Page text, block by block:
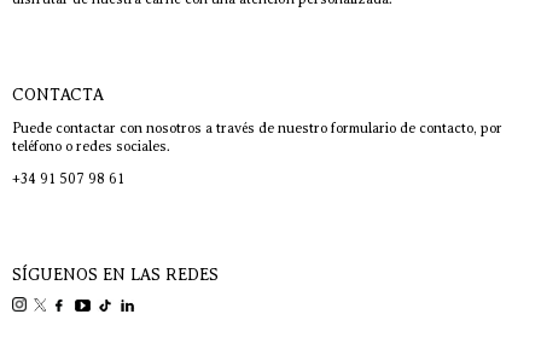
CONTACTA
Puede contactar con nosotros a través de nuestro formulario de contacto, por
teléfono o redes sociales.
+34 91 507 98 61
SÍGUENOS EN LAS REDES